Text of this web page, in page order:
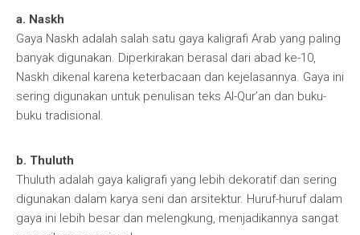
a. Naskh
Gaya Naskh adalah salah satu gaya kaligrafi Arab yang paling
banyak digunakan. Diperkirakan berasal dari abad ke-10,
Naskh dikenal karena keterbacaan dan kejelasannya. Gaya ini
sering digunakan untuk penulisan teks Al-Qur’an dan buku-
buku tradisional.
b. Thuluth
Thuluth adalah gaya kaligrafi yang lebih dekoratif dan sering
digunakan dalam karya seni dan arsitektur. Huruf-huruf dalam
gaya ini lebih besar dan melengkung, menjadikannya sangat